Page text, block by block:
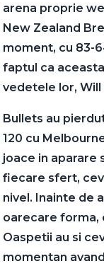
arena proprie
New Zealand
moment, cu 83-
faptul ca
vedetele lor, Will
Bullets au
120 cu
joace in aparare
fiecare sfert,
nivel. Inainte de
oarecare forma,
Oaspetii au si
momentan